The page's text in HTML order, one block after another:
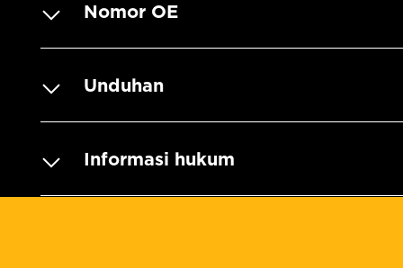
Nomor OE
Unduhan
Informasi hukum